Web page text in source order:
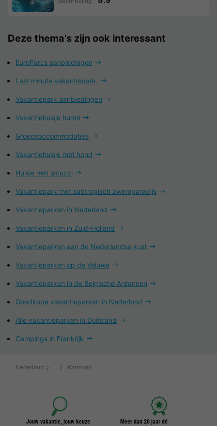
Deze thema's zijn ook interessant
EuroParcs aanbiedingen
Last minute vakantiepark
Vakantiepark aanbiedingen
Vakantiehuisje huren
Groepsaccommodaties
Vakantiehuisje met hond
Huisje met jacuzzi
Vakantiepark met subtropisch zwemparadijs
Vakantieparken in Nederland
Vakantieparken in Zuid-Holland
Vakantieparken aan de Nederlandse kust
Vakantieparken op de Veluwe
Vakantieparken in de Belgische Ardennen
Goedkope vakantieparken in Nederland
Alle vakantieparken in Duitsland
Campings in Frankrijk
Nederland Warmond
Jouw vakantie, jouw keuze
Meer dan 20 jaar dé